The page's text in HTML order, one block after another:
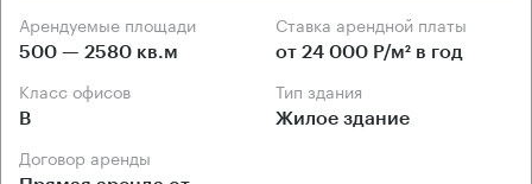
Арендуемые площади
500 — 2580 кв.м
Ставка арендной платы
от 24 000 Р/м² в год
Класс офисов
B
Тип здания
Жилое здание
Договор аренды